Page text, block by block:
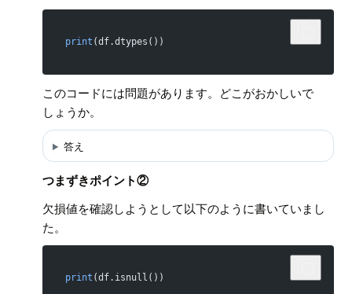
print (df.dtypes())
このコードには問題があります。どこがおかしいで
しょうか。
答え
つまずきポイント②
欠損値を確認しようとして以下のように書いていまし
た。
print (df.isnull())